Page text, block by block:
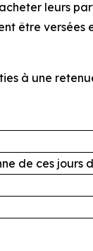
leurs
être versées
à une
de ces jours